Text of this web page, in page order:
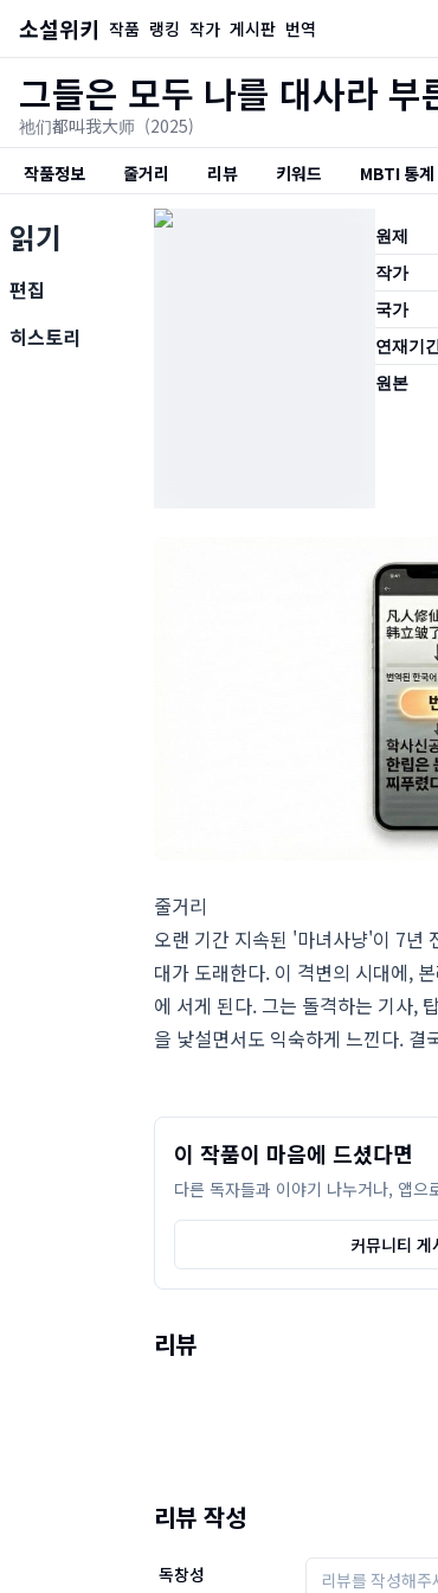
소설위키 작품 랭킹 작가 게시판 번역
읽기
편집
히스토리
그들은 모두 나를 대사라 부
祂们都叫我大师 (2025)
작품정보
줄거리 리뷰 키워드 MBTI 통계
원제
작가
국가
연재기
원본
줄거리
오랜 기간 지속된 '마녀사냥'이 7년
대가 도래한다. 이 격변의 시대에,
에 서게 된다. 그는 돌격하는 기사,
을 낯설면서도 익숙하게 느낀다.
이 작품이 마음에 드셨다면
다른 독자들과 이야기 나누거나, 앱으
커뮤니티 게
리뷰
리뷰 작성
독창성